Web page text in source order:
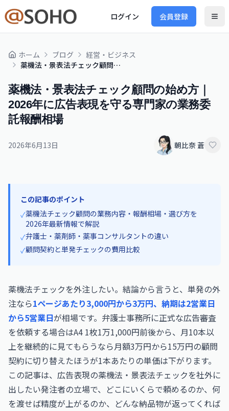
ログイン 会員登録
ホーム ブログ
経営・ビジネス
薬機法・景表法チェック顧問の始め方｜2026年に広告表現を守る専門家の業務委託報酬相場
薬機法・景表法チェック顧問の始め方｜
2026年に広告表現を守る専門家の業務委
託報酬相場
2026年6月13日 朝比奈 蒼
この記事のポイント
✓薬機法チェック顧問の業務内容・報酬相場・選び方を
2026年最新情報で解説
✓弁護士・薬剤師・薬事コンサルタントの違い
✓顧問契約と単発チェックの費用比較
薬機法チェックを外注したい。結論から言うと、単発の外
注なら1ページあたり3,000円から3万円、納期は2営業日
から5営業日が相場です。弁護士事務所に正式な広告審査
を依頼する場合はA4 1枚1万1,000円前後から、月10本以
上を継続的に見てもらうなら月額3万円から15万円の顧問
契約に切り替えたほうが1本あたりの単価は下がります。
この記事は、広告表現の薬機法・景表法チェックを社外に
出したい発注者の立場で、どこにいくらで頼めるのか、何
を渡せば精度が上がるのか、どんな納品物が返ってくれば